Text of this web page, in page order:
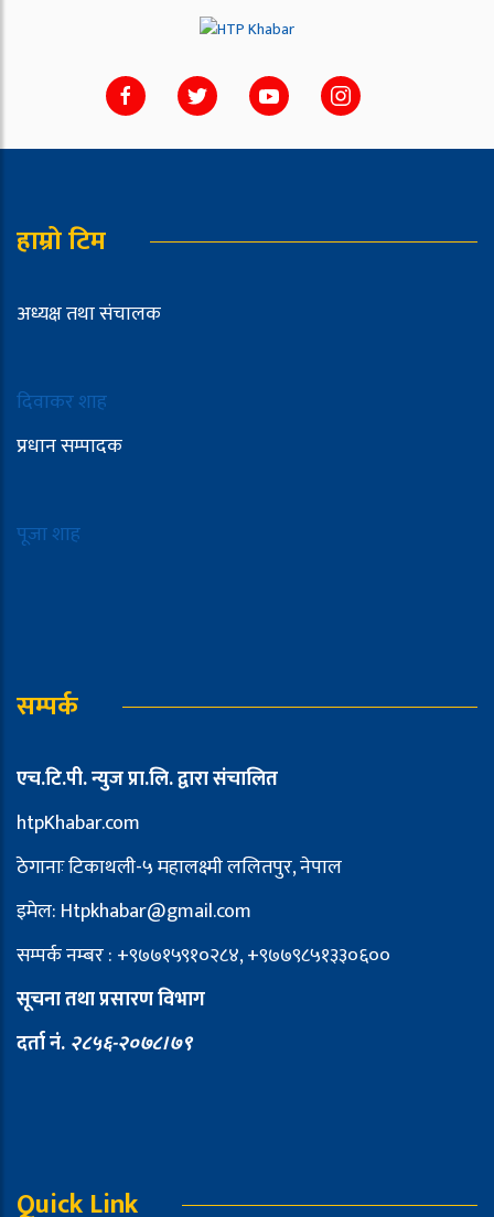
हाम्रो टिम
अध्यक्ष तथा संचालक
दिवाकर शाह
प्रधान सम्पादक
पूजा शाह
सम्पर्क
एच.टि.पी. न्युज प्रा.लि. द्वारा संचालित
htpKhabar.com
ठेगानाः टिकाथली-५ महालक्ष्मी ललितपुर, नेपाल
इमेल: Htpkhabar@gmail.com
सम्पर्क नम्बर : +९७७१५९१०२८४, +९७७९८५१३३०६००
सूचना तथा प्रसारण विभाग
दर्ता नं. २८५६-२०७८।७९
Quick Link